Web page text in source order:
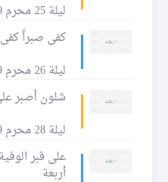
ليلة 25 محرم 1439 للهجرة
كفى صبراً
ليلة 26 محرم 1439 للهجرة
شلون أصبر
ليلة 28 محرم 1439 للهجرة
على قبر
أربعة